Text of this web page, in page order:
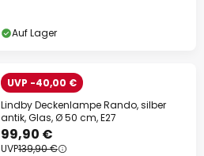
Auf Lager
UVP -40,00 €
Lindby Deckenlampe Rando, silber
antik, Glas, Ø 50 cm, E27
99,90 €
UVP139,90 €